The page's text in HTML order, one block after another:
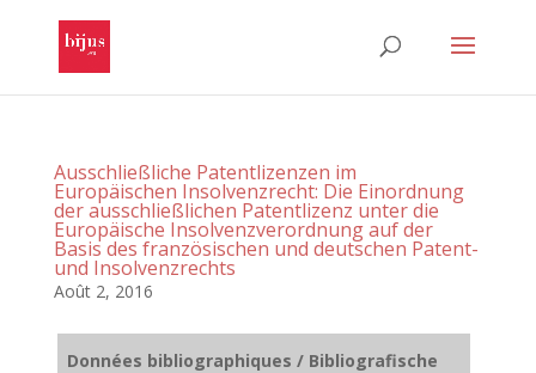
Ausschließliche Patentlizenzen im
Europäischen Insolvenzrecht: Die Einordnung
der ausschließlichen Patentlizenz unter die
Europäische Insolvenzverordnung auf der
Basis des französischen und deutschen Patent-
und Insolvenzrechts
Août 2, 2016
Données bibliographiques / Bibliografische